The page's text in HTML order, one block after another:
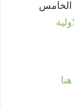
الخامس